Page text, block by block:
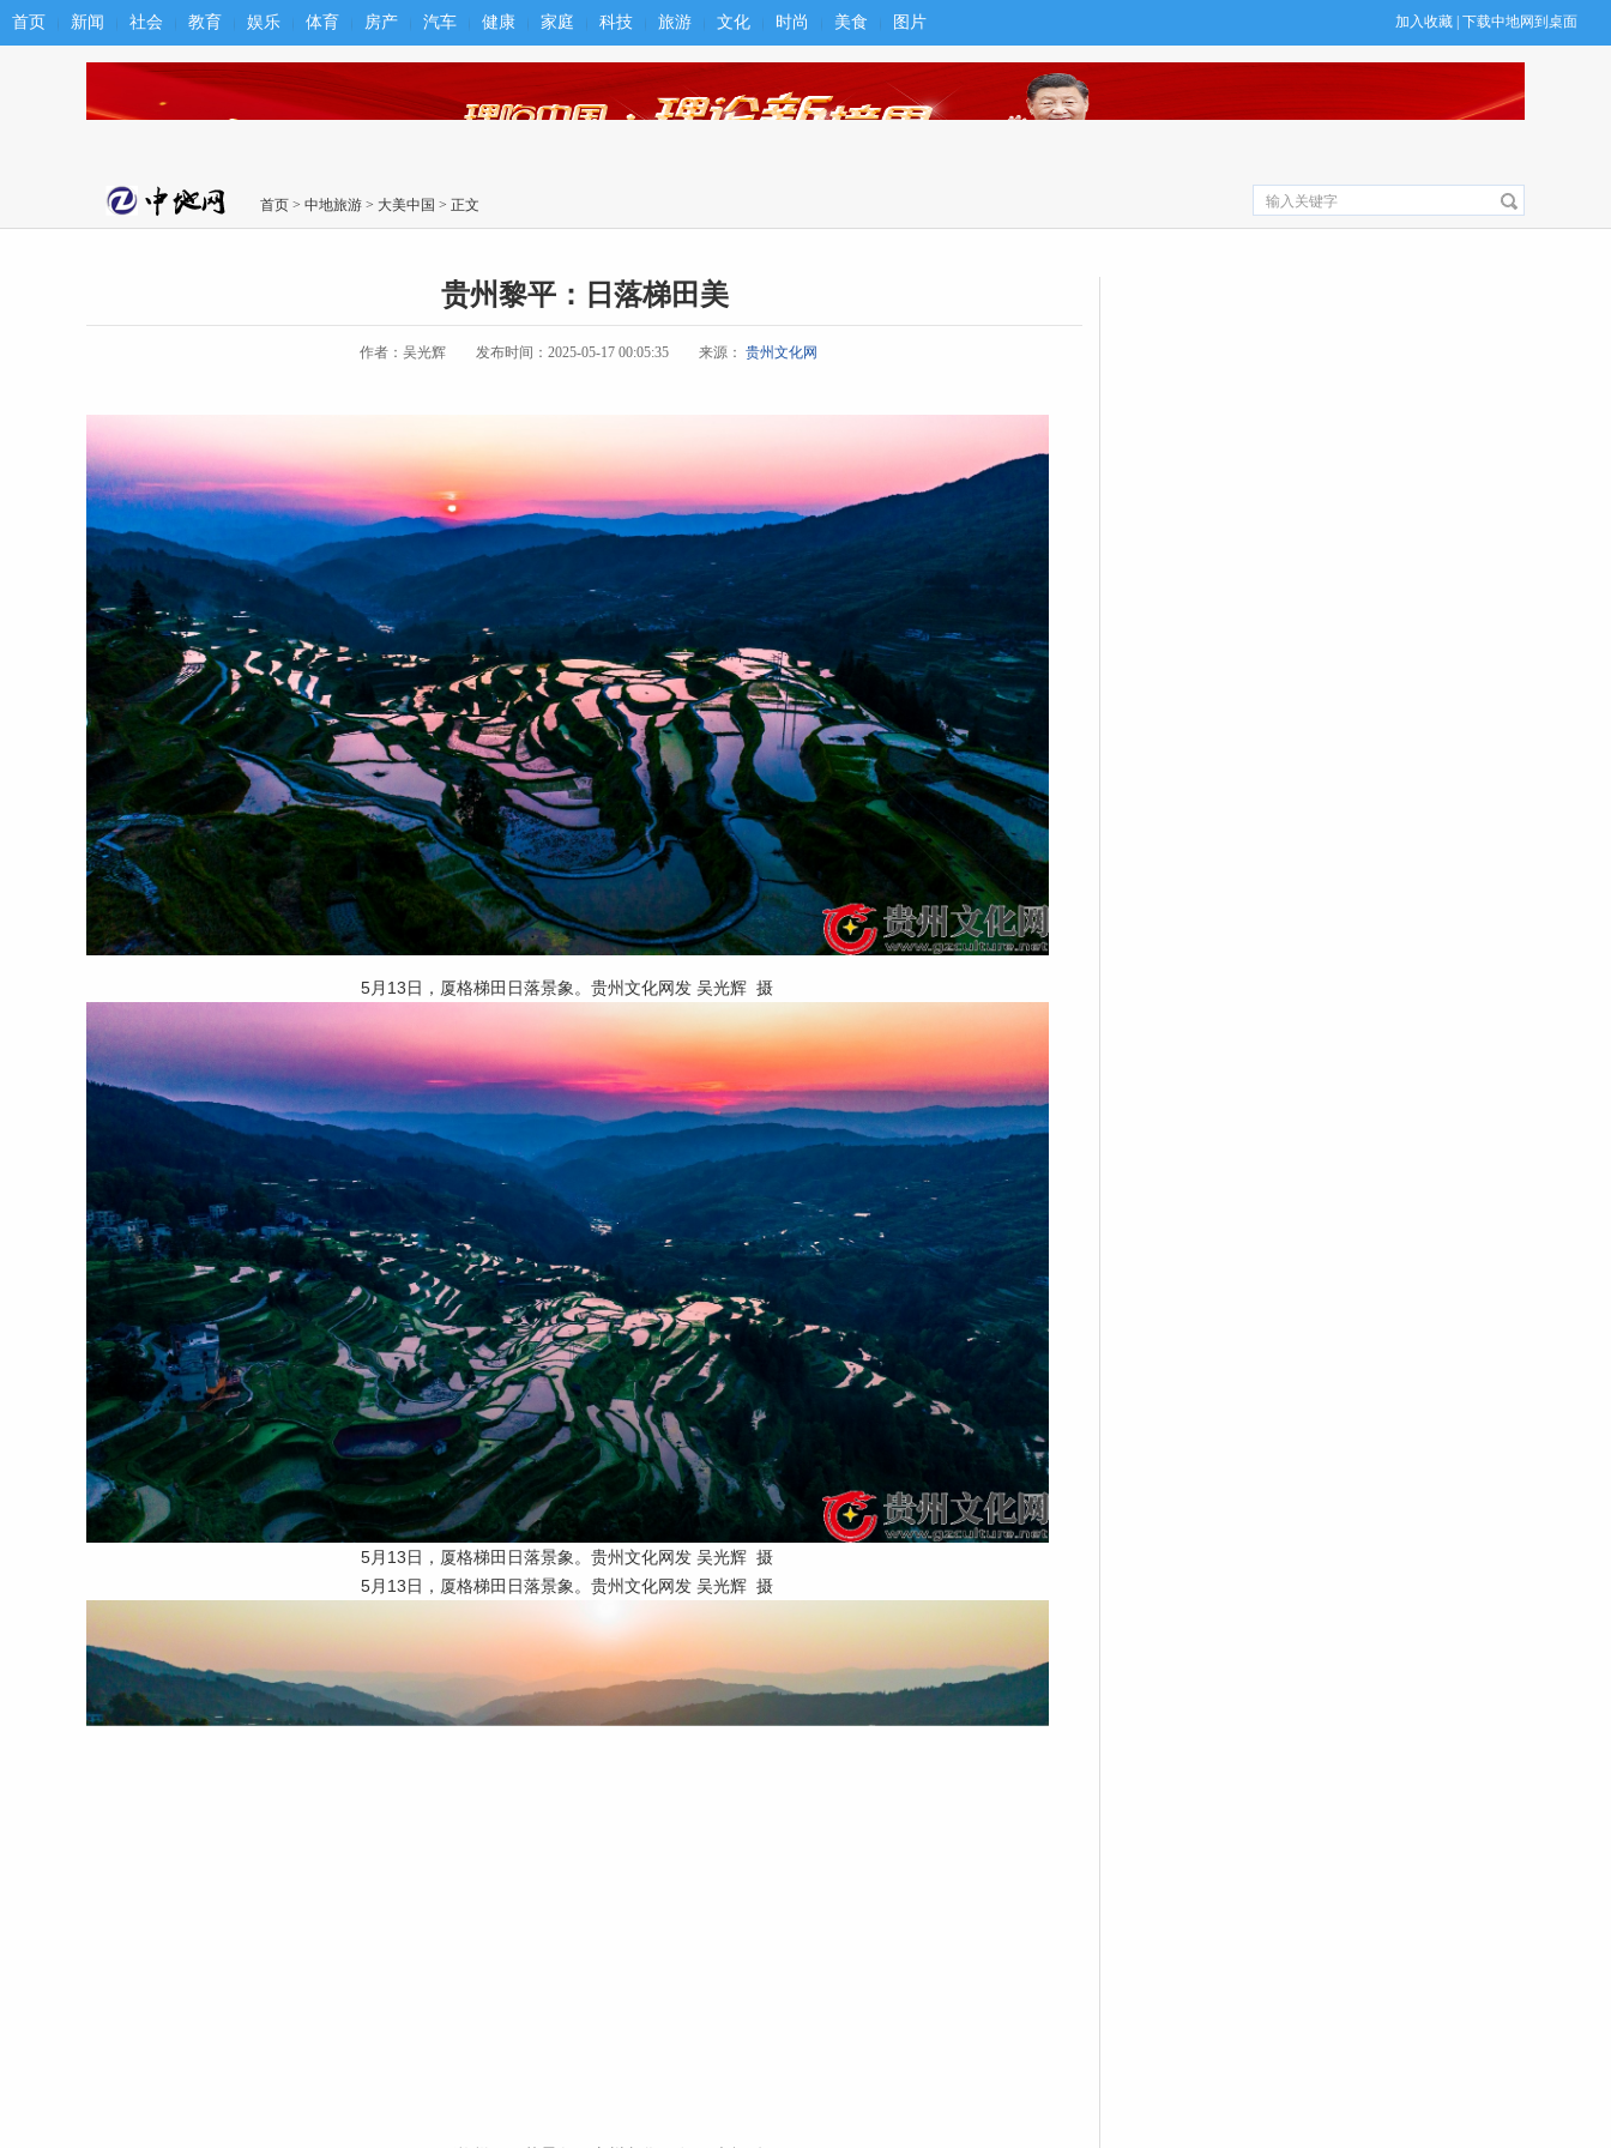
首页 新闻 社会 教育 娱乐 体育 房产 汽车 健康 家庭 科技 旅游 文化 时尚 美食 图片 加入收藏 下载中地网到桌面
首页 > 中地旅游 > 大美中国 > 正文
贵州黎平：日落梯田美
作者：吴光辉 发布时间：2025-05-17 00:05:35 来源： 贵州文化网
5月13日，厦格梯田日落景象。贵州文化网发 吴光辉 摄
5月13日，厦格梯田日落景象。贵州文化网发 吴光辉 摄
5月13日，厦格梯田日落景象。贵州文化网发 吴光辉 摄